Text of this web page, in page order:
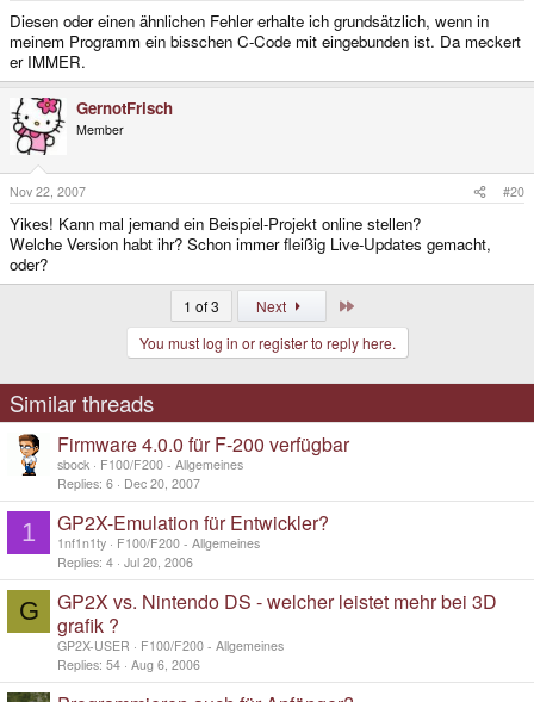
Diesen oder einen ähnlichen Fehler erhalte ich grundsätzlich, wenn in
meinem Programm ein bisschen C-Code mit eingebunden ist. Da meckert
er IMMER.
GernotFrisch
Member
Nov 22, 2007 #20
Yikes! Kann mal jemand ein Beispiel-Projekt online stellen?
Welche Version habt ihr? Schon immer fleißig Live-Updates gemacht,
oder?
1 of 3 Next
You must log in or register to reply here.
Similar threads
Firmware 4.0.0 für F-200 verfügbar
sbock
F100/F200 - Allgemeines
Replies 6 Dec 20, 2007
1 GP2X-Emulation für Entwickler?
1nf1n1ty
F100/F200 - Allgemeines
Replies 4 Jul 20, 2006
G
GP2X vs. Nintendo DS - welcher leistet mehr bei 3D
grafik ?
GP2X-USER
F100/F200 - Allgemeines
Replies 54 Aug 6, 2006